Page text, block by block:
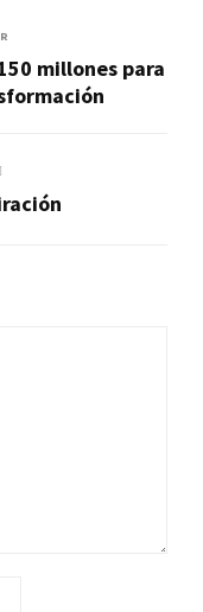
millones para